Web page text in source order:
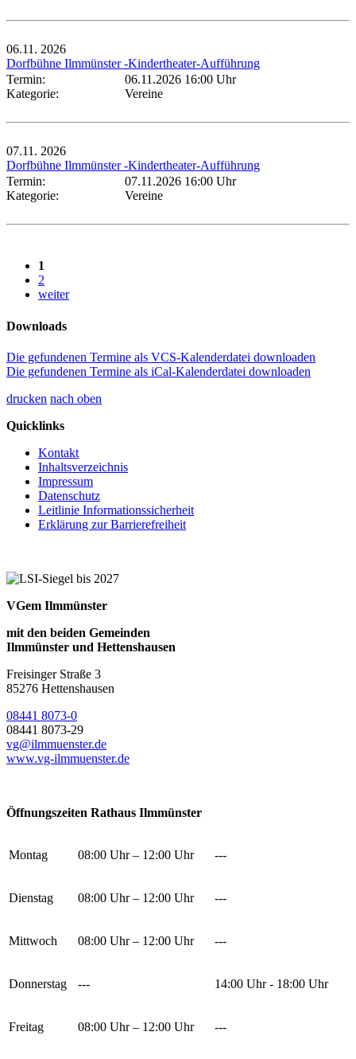
06.11. 2026
Dorfbühne Ilmmünster -Kindertheater-Aufführung
Termin:
06.11.2026 16:00 Uhr
Kategorie:
Vereine
07.11. 2026
Dorfbühne Ilmmünster -Kindertheater-Aufführung
Termin:
07.11.2026 16:00 Uhr
Kategorie:
Vereine
1
2
weiter
Downloads
Die gefundenen Termine als VCS-Kalenderdatei downloaden
Die gefundenen Termine als iCal-Kalenderdatei downloaden
drucken nach oben
Quicklinks
Kontakt
Inhaltsverzeichnis
Impressum
Datenschutz
Leitlinie Informationssicherheit
Erklärung zur Barrierefreiheit
VGem Ilmmünster
mit den beiden Gemeinden
Ilmmünster und Hettenshausen
Freisinger Straße 3
85276 Hettenshausen
08441 8073-0
08441 8073-29
vg@ilmmuenster.de
www.vg-ilmmuenster.de
Öffnungszeiten Rathaus Ilmmünster
Montag 08:00 Uhr – 12:00 Uhr ---
Dienstag 08:00 Uhr – 12:00 Uhr ---
Mittwoch 08:00 Uhr – 12:00 Uhr ---
Donnerstag --- 14:00 Uhr - 18:00 Uhr
Freitag 08:00 Uhr – 12:00 Uhr ---